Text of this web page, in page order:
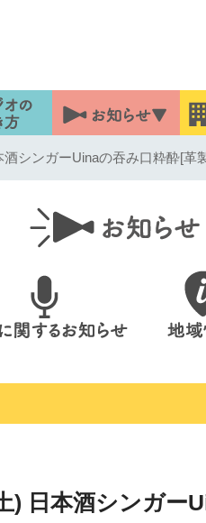
酒シンガーUinaの吞み口粋酔[革
) 日本酒シンガー